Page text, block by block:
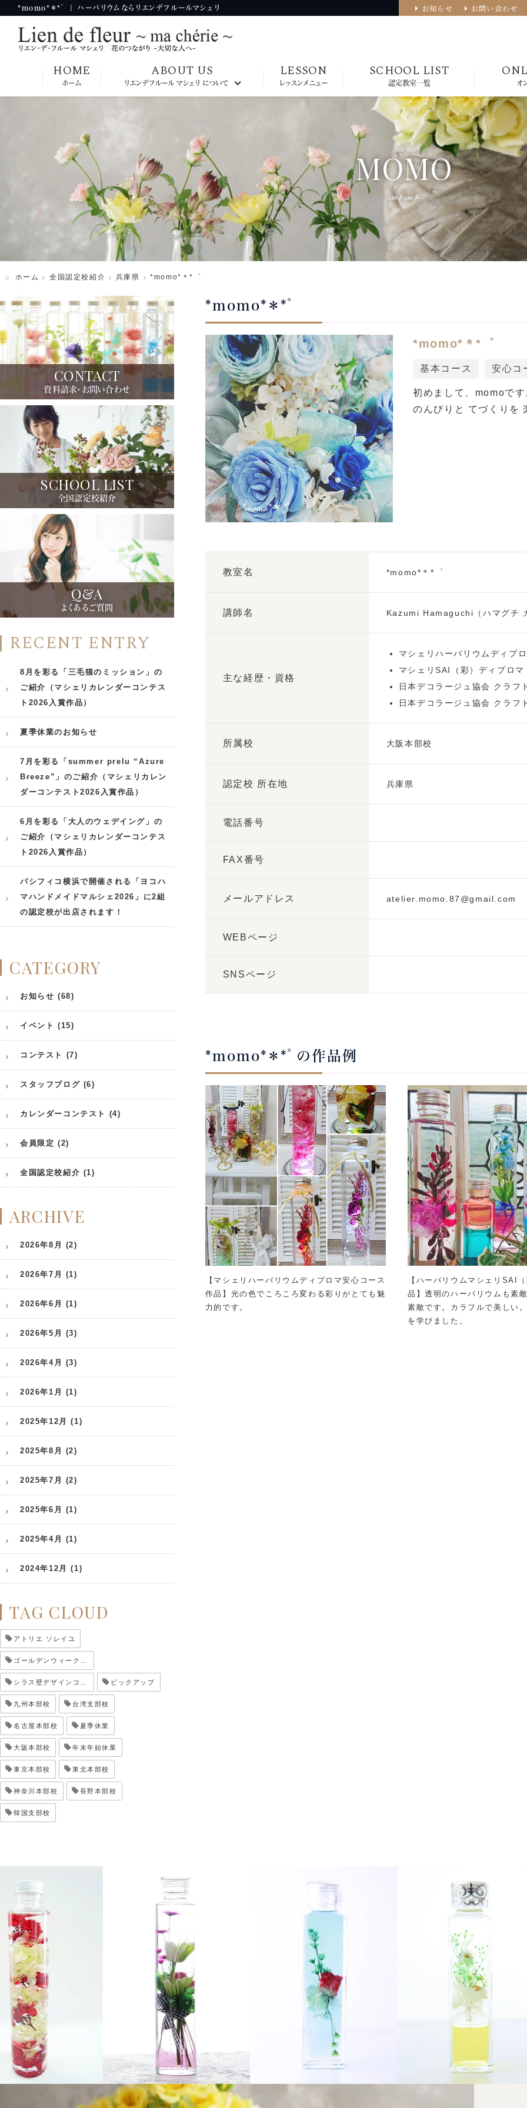
*momo*＊*゜ | ハーバリウムならリエンデフルールマシェリ お知らせ お問い合わせ
HOME
ホーム
ABOUT US
リエンデフルール マシェリ について
大阪本部校
神奈川本部校
東京本部校
韓国本部校
台湾本部校
LESSON
レッスンメニュー
SCHOOL LIST
認定教室一覧 オ
MOMO
momo
ホーム 全国認定校紹介 兵庫県 *momo*＊*゜
*momo*＊*゜
*momo*＊*゜
基本コース 安心コ
初めまして、momoです
のんびりと てづくりを
教室名 *momo*＊*゜
講師名 Kazumi Hamaguchi（ハマグチ
主な経歴・資格
マシェリハーバリウムディプ
マシェリSAI（彩）ディプロマ
日本デコラージュ協会 クラフ
日本デコラージュ協会 クラフ
所属校 大阪本部校
認定校 所在地 兵庫県
電話番号
FAX番号
メールアドレス atelier.momo.87@gmail.com
WEBページ
SNSページ
*momo*＊*゜の作品例
【マシェリハーバリウムディプロマ安心コース
作品】光の色でころころ変わる彩りがとても魅
力的です。
【ハーバリウムマシェリSAI
品】透明のハーバリウムも素
素敵です。カラフルで美しい
を学びました。
CONTACT
資料請求・お問い合わせ
SCHOOL LIST
全国認定校紹介
Q&A
よくあるご質問
RECENT ENTRY
8月を彩る「三毛猫のミッション」の
ご紹介（マシェリカレンダーコンテス
ト2026入賞作品）
夏季休業のお知らせ
7月を彩る「summer prelu “Azure
Breeze”」のご紹介（マシェリカレン
ダーコンテスト2026入賞作品）
6月を彩る「大人のウェデイング」の
ご紹介（マシェリカレンダーコンテス
ト2026入賞作品）
パシフィコ横浜で開催される「ヨコハ
マハンドメイドマルシェ2026」に2組
の認定校が出店されます！
CATEGORY
お知らせ (68)
イベント (15)
コンテスト (7)
スタッフブログ (6)
カレンダーコンテスト (4)
会員限定 (2)
全国認定校紹介 (1)
ARCHIVE
2026年8月 (2)
2026年7月 (1)
2026年6月 (1)
2026年5月 (3)
2026年4月 (3)
2026年1月 (1)
2025年12月 (1)
2025年8月 (2)
2025年7月 (2)
2025年6月 (1)
2025年4月 (1)
2024年12月 (1)
TAG CLOUD
アトリエ ソレイユ
ゴールデンウィーク休業
シラス壁デザインコンテスト ピックアップ
九州本部校 台湾支部校
名古屋本部校 夏季休業
大阪本部校 年末年始休業
東京本部校 東北本部校
神奈川本部校 長野本部校
韓国支部校